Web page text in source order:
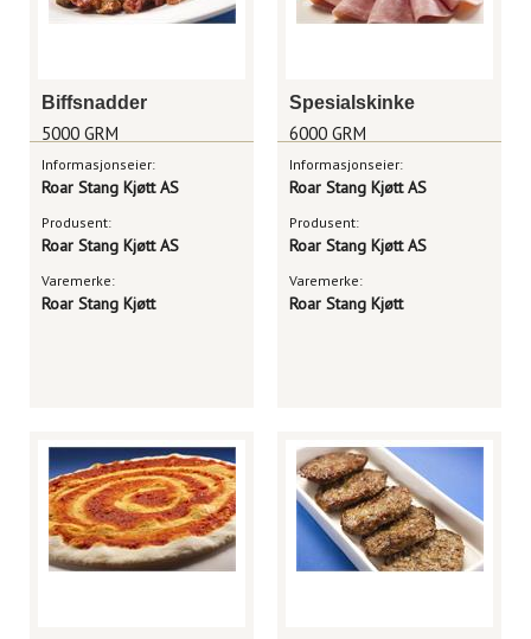
Biffsnadder
5000 GRM
Informasjonseier:
Roar Stang Kjøtt AS
Produsent:
Roar Stang Kjøtt AS
Varemerke:
Roar Stang Kjøtt
Spesialskinke
6000 GRM
Informasjonseier:
Roar Stang Kjøtt AS
Produsent:
Roar Stang Kjøtt AS
Varemerke:
Roar Stang Kjøtt